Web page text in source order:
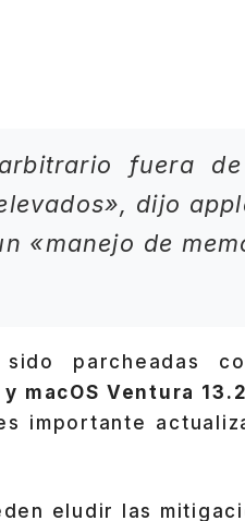
fuera
dijo
«manejo de
parcheadas
y macOS Ventura 13.2
importante
eludir las